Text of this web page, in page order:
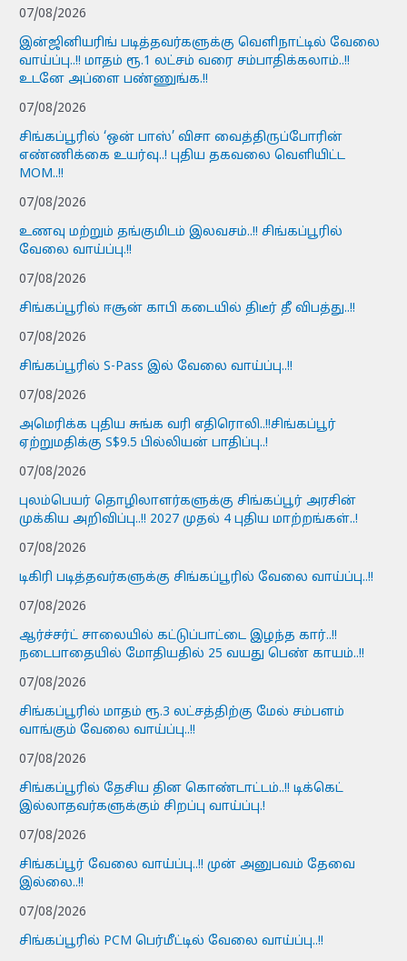
07/08/2026
இன்ஜினியரிங் படித்தவர்களுக்கு வெளிநாட்டில் வேலை
வாய்ப்பு..!! மாதம் ரூ.1 லட்சம் வரை சம்பாதிக்கலாம்..!!
உடனே அப்ளை பண்ணுங்க.!!
07/08/2026
சிங்கப்பூரில் ‘ஒன் பாஸ்’ விசா வைத்திருப்போரின்
எண்ணிக்கை உயர்வு..! புதிய தகவலை வெளியிட்ட
MOM..!!
07/08/2026
உணவு மற்றும் தங்குமிடம் இலவசம்..!! சிங்கப்பூரில்
வேலை வாய்ப்பு.!!
07/08/2026
சிங்கப்பூரில் ஈசூன் காபி கடையில் திடீர் தீ விபத்து..!!
07/08/2026
சிங்கப்பூரில் S-Pass இல் வேலை வாய்ப்பு..!!
07/08/2026
அமெரிக்க புதிய சுங்க வரி எதிரொலி..!!சிங்கப்பூர்
ஏற்றுமதிக்கு S$9.5 பில்லியன் பாதிப்பு..!
07/08/2026
புலம்பெயர் தொழிலாளர்களுக்கு சிங்கப்பூர் அரசின்
முக்கிய அறிவிப்பு..!! 2027 முதல் 4 புதிய மாற்றங்கள்..!
07/08/2026
டிகிரி படித்தவர்களுக்கு சிங்கப்பூரில் வேலை வாய்ப்பு..!!
07/08/2026
ஆர்ச்சர்ட் சாலையில் கட்டுப்பாட்டை இழந்த கார்..!!
நடைபாதையில் மோதியதில் 25 வயது பெண் காயம்..!!
07/08/2026
சிங்கப்பூரில் மாதம் ரூ.3 லட்சத்திற்கு மேல் சம்பளம்
வாங்கும் வேலை வாய்ப்பு..!!
07/08/2026
சிங்கப்பூரில் தேசிய தின கொண்டாட்டம்..!! டிக்கெட்
இல்லாதவர்களுக்கும் சிறப்பு வாய்ப்பு.!
07/08/2026
சிங்கப்பூர் வேலை வாய்ப்பு..!! முன் அனுபவம் தேவை
இல்லை..!!
07/08/2026
சிங்கப்பூரில் PCM பெர்மீட்டில் வேலை வாய்ப்பு..!!